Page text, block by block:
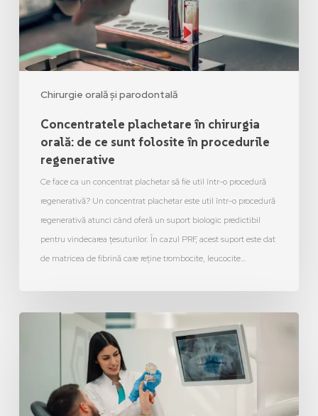
Chirurgie orală și parodontală
Concentratele plachetare în chirurgia
orală: de ce sunt folosite în procedurile
regenerative
Ce face ca un concentrat plachetar să fie util într-o procedură
regenerativă? Un concentrat plachetar este util într-o procedură
regenerativă atunci când oferă un suport biologic predictibil
pentru vindecarea țesuturilor. În cazul PRF, acest suport este dat
de matricea de fibrină care reține trombocite, leucocite…